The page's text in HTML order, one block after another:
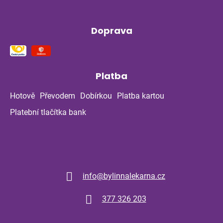
Doprava
Platba
Hotově Převodem Dobírkou
Platba kartou
Platební tlačítka bank
info@bylinnalekarna.cz
377 326 203